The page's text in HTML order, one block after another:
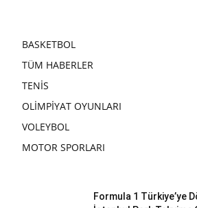
BASKETBOL
TÜM HABERLER
TENİS
OLİMPİYAT OYUNLARI
VOLEYBOL
MOTOR SPORLARI
Formula 1 Türkiye’ye